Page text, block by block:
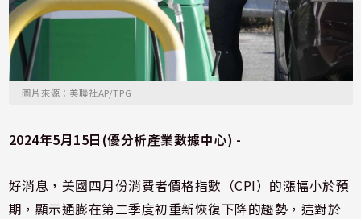
圖片來源：美聯社AP/TPG
2024年5月15日(優分析產業數據中心) -
好消息，美國四月份消費者價格指數（CPI）的漲幅小於預
期，顯示通膨在第二季度初重新恢復下降的趨勢，這對於